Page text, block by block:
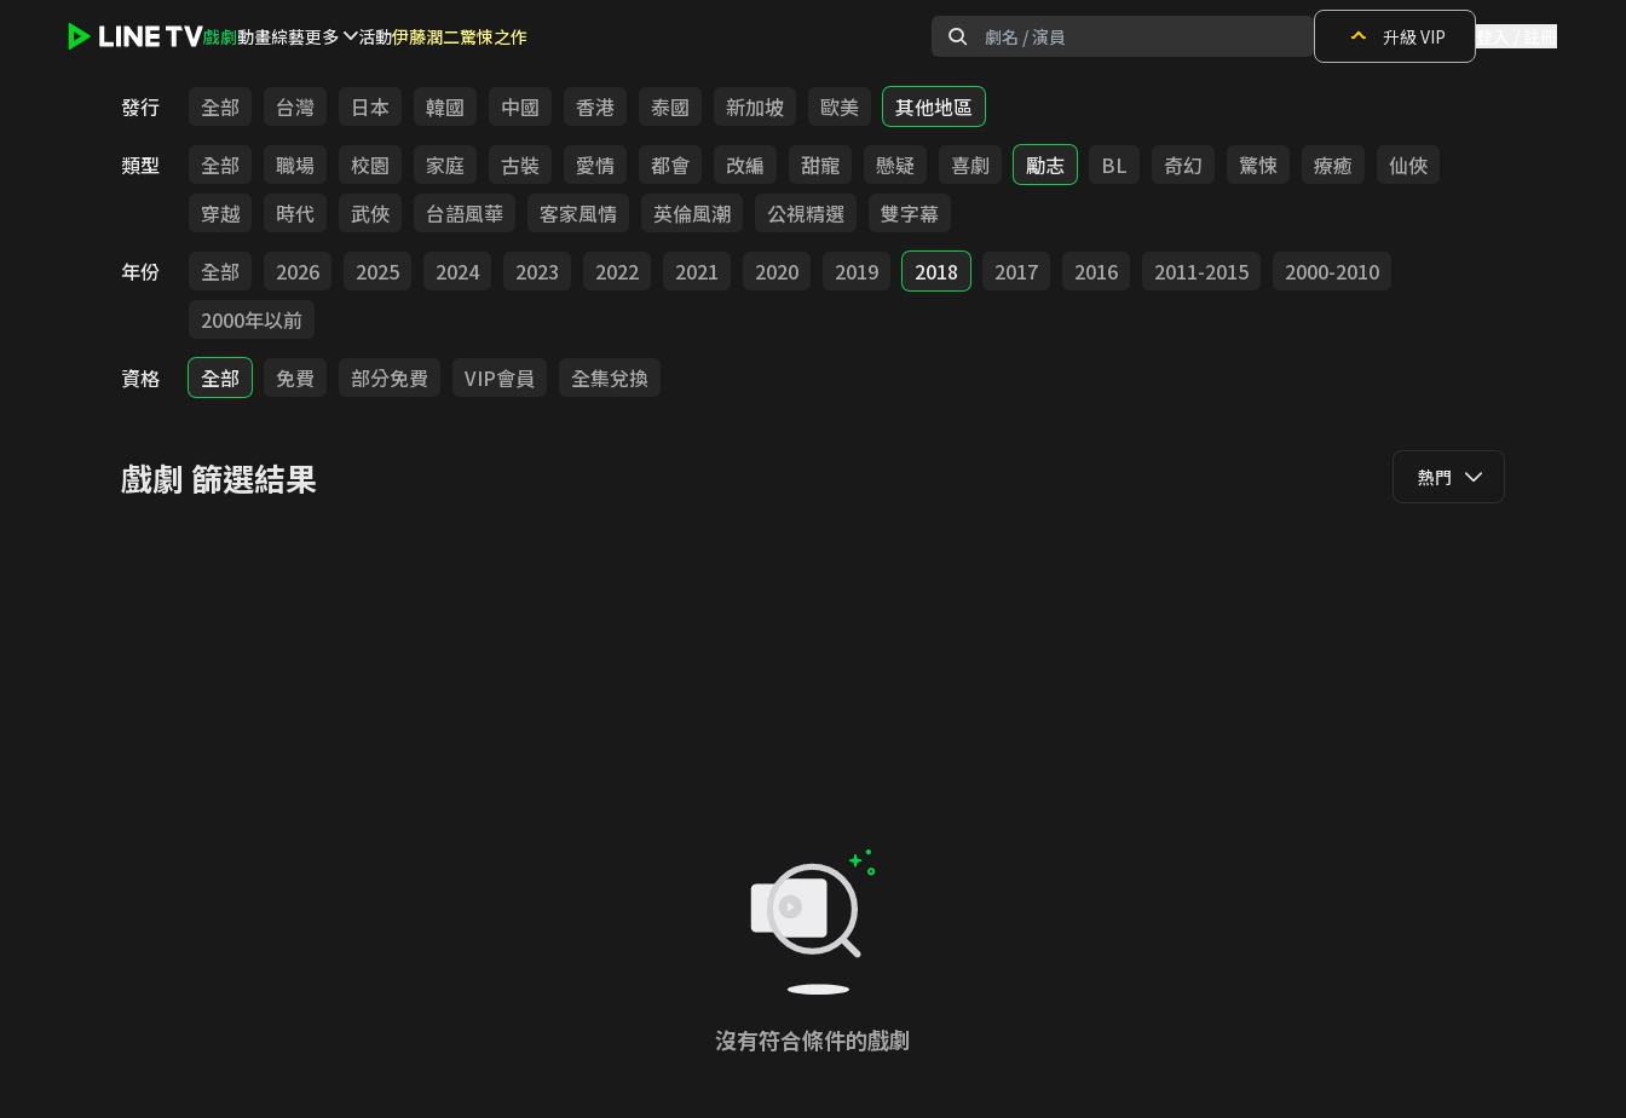
戲劇動畫綜藝更多 活動伊藤潤二驚悚之作 升級 VIP
發行 全部 台灣 日本 韓國 中國 香港 泰國 新加坡 歐美
其他地區
類型
全部 職場 校園 家庭 古裝 愛情 都會 改編 甜寵 懸疑 喜劇 勵志 BL 奇幻 驚悚 療癒
仙俠
穿越
時代 武俠 台語風華 客家風情 英倫風潮 公視精選
雙字幕
年份
全部 2026 2025 2024 2023 2022 2021 2020 2019 2018 2017 2016 2011-2015
2000-2010
2000年以前
資格
全部 免費 部分免費 VIP會員 全集兌換
戲劇 篩選結果 熱門
沒有符合條件的戲劇